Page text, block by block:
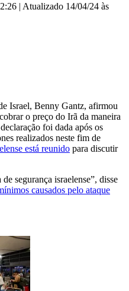
| Atualizado 14/04/24 às
Israel, Benny Gantz, afirmou
o preço do Irã da maneira
foi dada após os
realizados neste fim de
está reunido para discutir
segurança israelense”, disse
causados pelo ataque